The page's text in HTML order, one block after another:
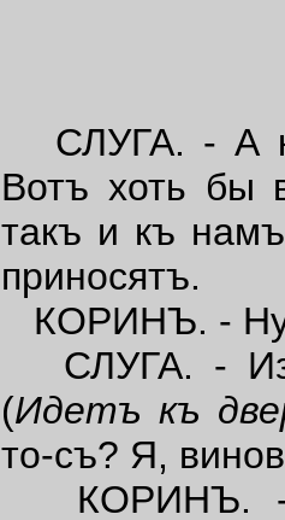
СЛУГА. - А
Вотъ хоть бы
такъ и къ
приносятъ.
КОРИНЪ. - Ну,
СЛУГА. -
(Идетъ къ
то-съ? Я,
КОРИНЪ. -